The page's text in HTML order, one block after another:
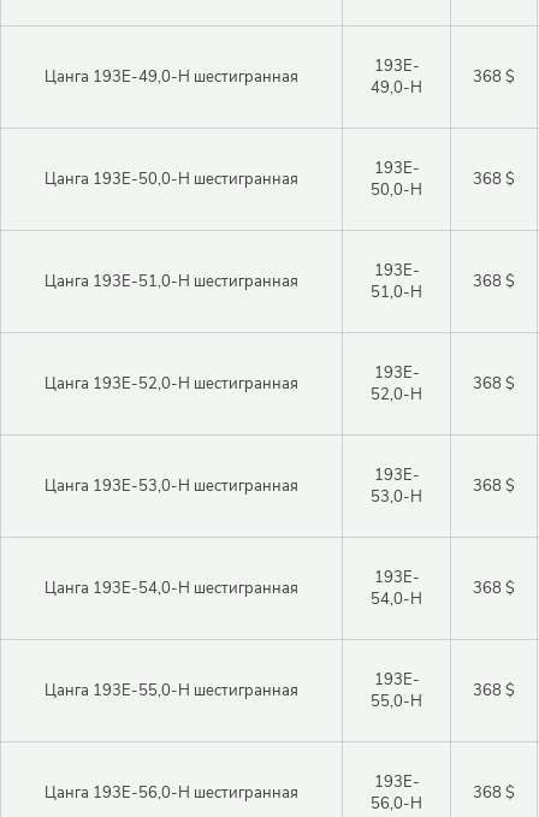
Цанга 193E-49,0-H шестигранная
193E-
49,0-H
368 $
Цанга 193E-50,0-H шестигранная
193E-
50,0-H
368 $
Цанга 193E-51,0-H шестигранная
193E-
51,0-H
368 $
Цанга 193E-52,0-H шестигранная
193E-
52,0-H
368 $
Цанга 193E-53,0-H шестигранная
193E-
53,0-H
368 $
Цанга 193E-54,0-H шестигранная
193E-
54,0-H
368 $
Цанга 193E-55,0-H шестигранная
193E-
55,0-H
368 $
Цанга 193E-56,0-H шестигранная
193E-
56,0-H
368 $